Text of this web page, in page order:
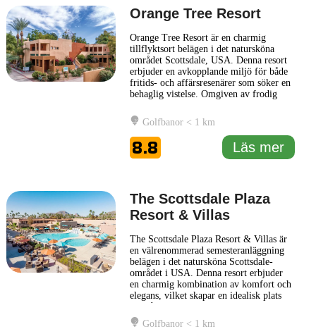
Orange Tree Resort
Orange Tree Resort är en charmig
tillflyktsort belägen i det natursköna
området Scottsdale, USA. Denna resort
erbjuder en avkopplande miljö för både
fritids- och affärsresenärer som söker en
behaglig vistelse. Omgiven av frodig
känsla av lugn och ro. Den inbjudande
atmosfären på Orange Tree Resort
kompletteras av en rad bekvämligheter
som är utformade för att möta... Läs mer
Golfbanor < 1 km
8.8 Läs mer
The Scottsdale Plaza
Resort & Villas
The Scottsdale Plaza Resort & Villas är
en välrenommerad semesteranläggning
belägen i det natursköna Scottsdale-
området i USA. Denna resort erbjuder
en charmig kombination av komfort och
elegans, vilket skapar en idealisk plats
Omgiven av den majestätiska Arizona-
Golfbanor < 1 km